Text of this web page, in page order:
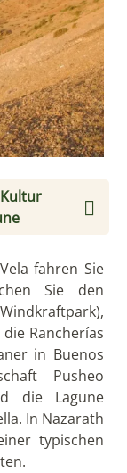
fahren Sie
Sie den
Rancherías
in Buenos
Pusheo
die Lagune
In Nazarath
typischen